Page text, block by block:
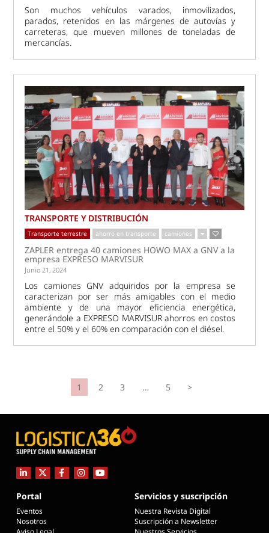
Son muchos vehículos varados, inmovilizados,
parados, retenidos en las márgenes de autovías y
carreteras, que mueven millones de toneladas de
mercancías.
TRANSPORTE Y DISTRIBUCIÓN
Transporte terrestre ahorro en transporte camiones
ZAPLER entrega 40 camiones HOWO MAX a GNV a la
empresa EXPRESO MARVISUR
Junio 21, 2024
Los camiones GNV adquiridos por la empresa se
caracterizan por ser más amigables con el medio
ambiente y de una mayor eficiencia energética,
generándole a EXPRESO MARVISUR ahorros en costos
entre el 50% y el 60% en comparación con el diésel.
1 2 3 … 5 >
Portal
Eventos
Nosotros
Servicios y suscripción
Nuestra Revista Digital
Suscripción a Newsletter